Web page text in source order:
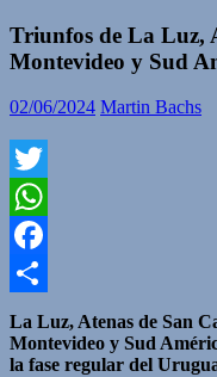
Triunfos de La Luz,
Montevideo y Sud
02/06/2024 Martin Bachs
Twitter
WhatsApp
Facebook
Compartir
La Luz, Atenas de San
Montevideo y Sud
la fase regular del